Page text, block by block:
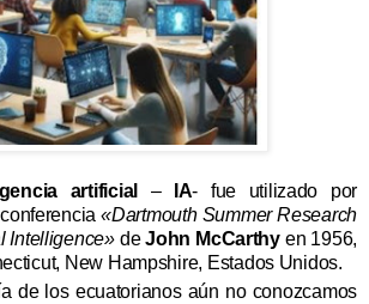
artificial – IA- fue utilizado por
«Dartmouth Summer Research
Intelligence»deJohn McCarthy en 1956,
New Hampshire, Estados Unidos.
de los ecuatorianos aún no conozcamos